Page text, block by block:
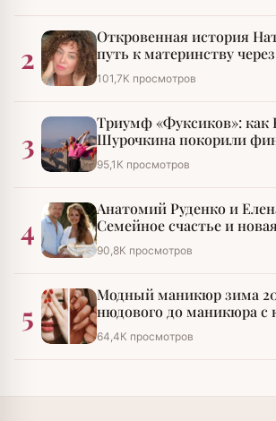
2
Откровенная история
путь к материнству
101,7К просмотров
3
Триумф «Фуксиков»:
Шурочкина покорили
императора»
95,1К просмотров
4
Анатомий Руденко и
Семейное счастье и
90,8К просмотров
5
Модный маникюр зима
нюдового до маникюра с
стразами
64,4К просмотров